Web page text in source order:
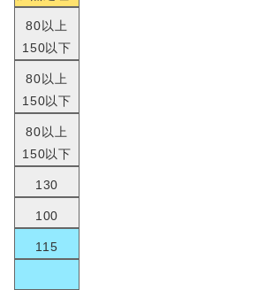
80以上
150以下
80以上
150以下
80以上
150以下
130
100
115